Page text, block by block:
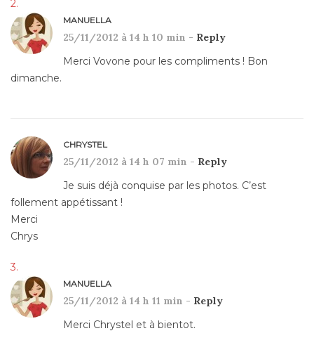
MANUELLA
25/11/2012 à 14 h 10 min - Reply
Merci Vovone pour les compliments ! Bon
dimanche.
CHRYSTEL
25/11/2012 à 14 h 07 min - Reply
Je suis déjà conquise par les photos. C’est
follement appétissant !
Merci
Chrys
MANUELLA
25/11/2012 à 14 h 11 min - Reply
Merci Chrystel et à bientot.